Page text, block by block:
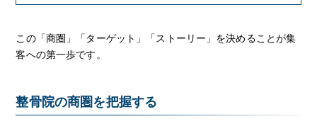
この「商圏」「ターゲット」「ストーリー」を決めることが集
客への第一歩です。
整骨院の商圏を把握する